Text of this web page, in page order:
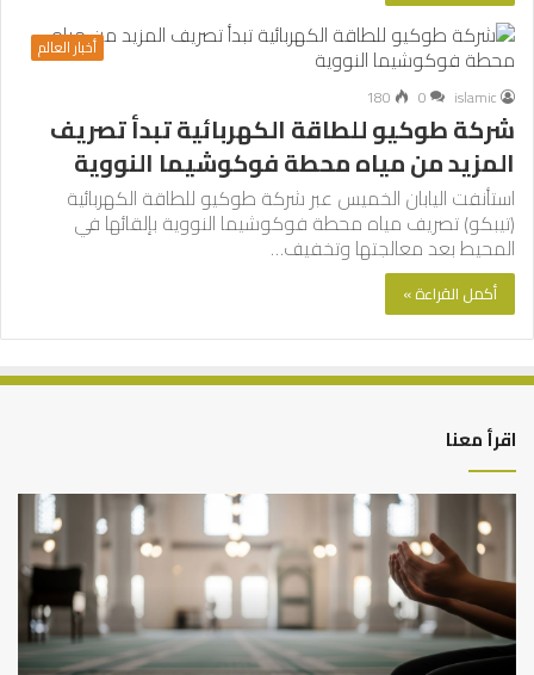
أخبار العالم
islamic
0
180
شركة طوكيو للطاقة الكهربائية تبدأ تصريف
المزيد من مياه محطة فوكوشيما النووية
استأنفت اليابان الخميس عبر شركة طوكيو للطاقة الكهربائية
(تيبكو) تصريف مياه محطة فوكوشيما النووية بإلقائها في
المحيط بعد معالجتها وتخفيف…
أكمل القراءة »
اقرأ معنا
العلاقة
العلمية
بين
الإمام
مالك
والليث
بن